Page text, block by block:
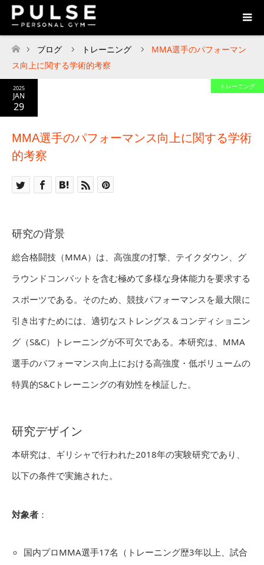
ホーム
ブログ トレーニング
MMA選手のパフォーマン
ス向上に関する学術的考察
2025
JAN
29
トレーニング
MMA選手のパフォーマンス向上に関する学術
的考察
研究の背景
総合格闘技（MMA）は、高強度の打撃、テイクダウン、グ
ラウンドコンバットを含む極めて多様な身体能力を要求する
スポーツである。そのため、競技パフォーマンスを最大限に
引き出すためには、適切なストレングス＆コンディショニン
グ（S&C）トレーニングが不可欠である。本研究は、MMA
選手のパフォーマンス向上における高強度・低ボリュームの
特異的S&Cトレーニングの有効性を検証した。
研究デザイン
本研究は、ギリシャで行われた2018年の実験研究であり、
以下の条件で実施された。
対象者 ：
国内プロMMA選手17名（トレーニング歴3年以上、試合